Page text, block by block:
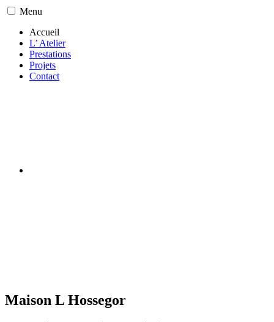
Menu
Accueil
L’ Atelier
Prestations
Projets
Contact
Maison L Hossegor